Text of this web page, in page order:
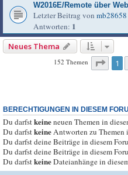
W2016E/Remote über
Letzter Beitrag von mb28658
Antworten: 1
Neues Thema
152 Themen Seite
1
BERECHTIGUNGEN IN DIESEM
Du darfstkeineneuen Themen in
Du darfstkeineAntworten zu Themen
Du darfst deine Beiträge in diesem
Du darfst deine Beiträge in diesem
Du darfstkeineDateianhänge in